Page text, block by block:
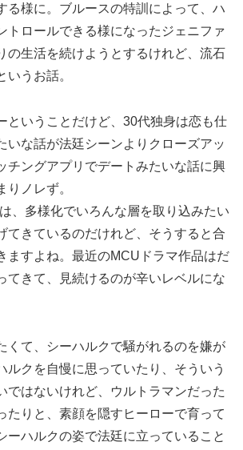
る様に。ブルースの特訓によって、ハ
トロールできる様になったジェニファ
の生活を続けようとするけれど、流石
いうお話。
ということだけど、30代独身は恋も仕
いな話が法廷シーンよりクローズアッ
チングアプリでデートみたいな話に興
りノレず。
、多様化でいろんな層を取り込みたい
てきているのだけれど、そうすると合
ますよね。最近のMCUドラマ作品はだ
てきて、見続けるのが辛いレベルにな
くて、シーハルクで騒がれるのを嫌が
ルクを自慢に思っていたり、そういう
ではないけれど、ウルトラマンだった
たりと、素顔を隠すヒーローで育って
ーハルクの姿で法廷に立っていること